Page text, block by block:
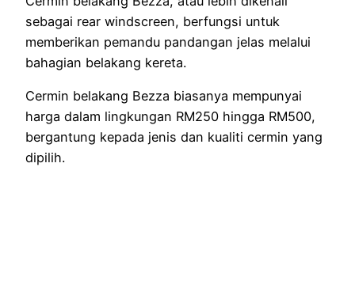
sebagai rear windscreen, berfungsi untuk
memberikan pemandu pandangan jelas melalui
bahagian belakang kereta.
Cermin belakang Bezza biasanya mempunyai
harga dalam lingkungan RM250 hingga RM500,
bergantung kepada jenis dan kualiti cermin yang
dipilih.